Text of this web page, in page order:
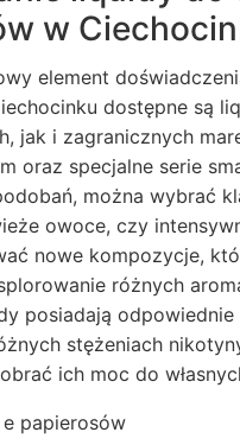
w
element
dostępne są
jak i zagranicznych
oraz specjalne serie
można wybrać
owoce, czy
nowe kompozycje,
różnych
posiadają
stężeniach
ich moc do
papierosów